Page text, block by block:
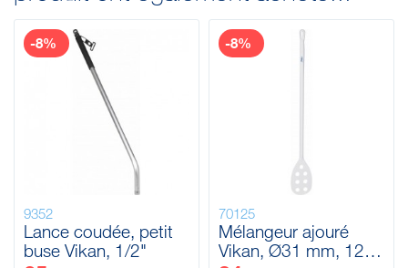
9352
Lance coudée, petit
buse Vikan, 1/2"
-8%
70125
Mélangeur ajouré
Vikan, Ø31 mm, 1200
-8%